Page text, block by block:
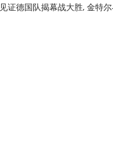
见证德国队揭幕战大胜, 金特